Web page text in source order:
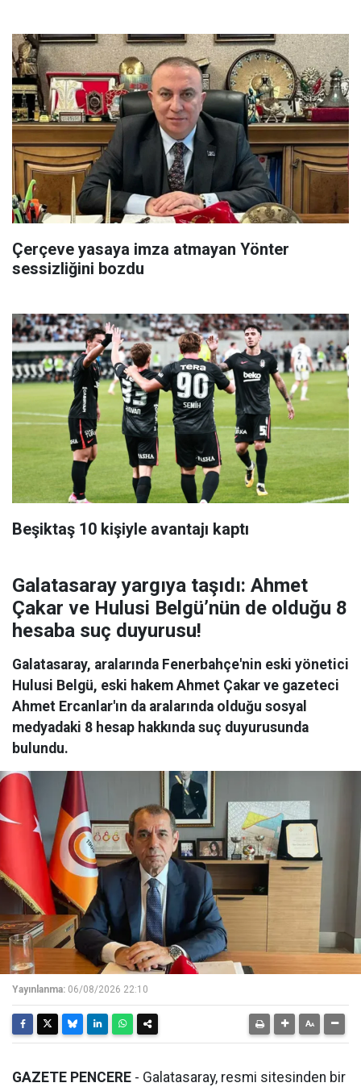
Çerçeve yasaya imza atmayan Yönter
sessizliğini bozdu
Beşiktaş 10 kişiyle avantajı kaptı
Galatasaray yargıya taşıdı: Ahmet
Çakar ve Hulusi Belgü’nün de olduğu 8
hesaba suç duyurusu!
Galatasaray, aralarında Fenerbahçe'nin eski yönetici
Hulusi Belgü, eski hakem Ahmet Çakar ve gazeteci
Ahmet Ercanlar'ın da aralarında olduğu sosyal
medyadaki 8 hesap hakkında suç duyurusunda
bulundu.
Yayınlanma: 06/08/2026 22:10
GAZETE PENCERE - Galatasaray, resmi sitesinden bir